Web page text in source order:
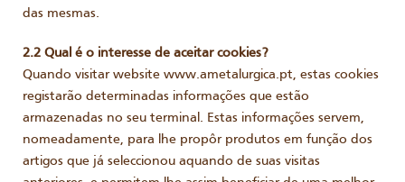
das mesmas.
2.2 Qual é o interesse de aceitar cookies?
Quando visitar website www.ametalurgica.pt, estas cookies
registarão determinadas informações que estão
armazenadas no seu terminal. Estas informações servem,
nomeadamente, para lhe propôr produtos em função dos
artigos que já seleccionou aquando de suas visitas